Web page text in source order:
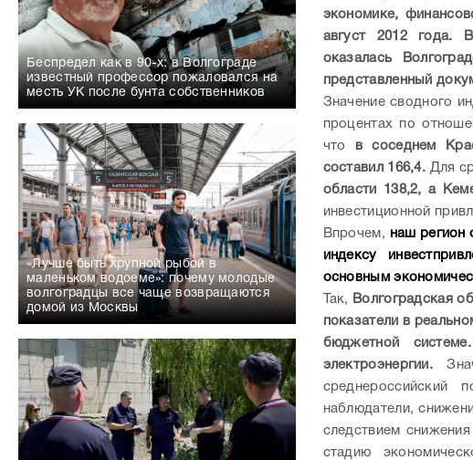
Беспредел как в 90-х: в Волгограде
известный профессор пожаловался на
месть УК после бунта собственников
«Лучше быть крупной рыбой в
маленьком водоеме»: почему молодые
волгоградцы все чаще возвращаются
домой из Москвы
экономике,
август 2012 года.
оказалась
представленный
Значение сводного
процентах по
что в соседнем
составил 166,4. Для
области 138,2, а
инвестиционной
Впрочем, наш регион
индексу
основным
Так,
Волгоградская
показатели в
бюджетной
электроэнергии.
среднероссийский
наблюдатели,
следствием
стадию